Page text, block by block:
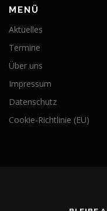
MENÜ
Aktuelles
Termine
Über uns
Impressum
Datenschutz
Cookie-Richtlinie (EU)